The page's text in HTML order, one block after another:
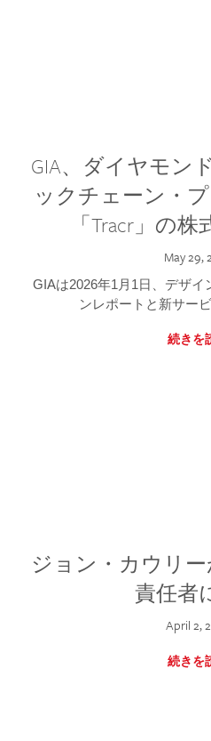
GIA、ダイヤモン
ックチェーン・
「Tracr」の
May 29,
GIAは2026年1月1日、デザ
ンレポートと新サー
続きを
ジョン・カウリ
責任者
April 2,
続きを